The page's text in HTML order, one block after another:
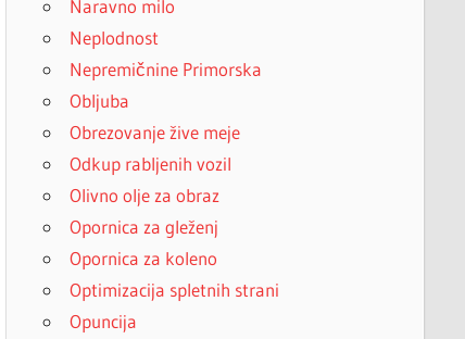
Naravno milo
Neplodnost
Nepremičnine Primorska
Obljuba
Obrezovanje žive meje
Odkup rabljenih vozil
Olivno olje za obraz
Opornica za gleženj
Opornica za koleno
Optimizacija spletnih strani
Opuncija